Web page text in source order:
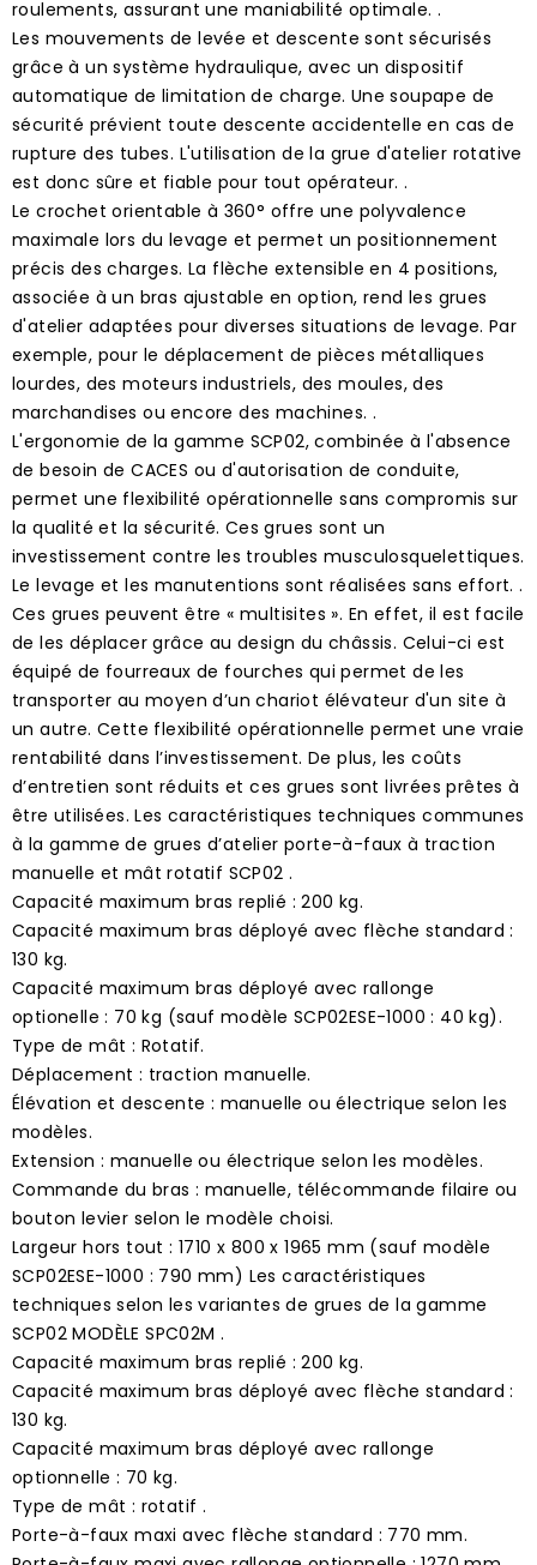
roulements, assurant une maniabilité optimale. .
Les mouvements de levée et descente sont sécurisés
grâce à un système hydraulique, avec un dispositif
automatique de limitation de charge. Une soupape de
sécurité prévient toute descente accidentelle en cas de
rupture des tubes. L'utilisation de la grue d'atelier rotative
est donc sûre et fiable pour tout opérateur. .
Le crochet orientable à 360° offre une polyvalence
maximale lors du levage et permet un positionnement
précis des charges. La flèche extensible en 4 positions,
associée à un bras ajustable en option, rend les grues
d'atelier adaptées pour diverses situations de levage. Par
exemple, pour le déplacement de pièces métalliques
lourdes, des moteurs industriels, des moules, des
marchandises ou encore des machines. .
L'ergonomie de la gamme SCP02, combinée à l'absence
de besoin de CACES ou d'autorisation de conduite,
permet une flexibilité opérationnelle sans compromis sur
la qualité et la sécurité. Ces grues sont un
investissement contre les troubles musculosquelettiques.
Le levage et les manutentions sont réalisées sans effort. .
Ces grues peuvent être « multisites ». En effet, il est facile
de les déplacer grâce au design du châssis. Celui-ci est
équipé de fourreaux de fourches qui permet de les
transporter au moyen d’un chariot élévateur d'un site à
un autre. Cette flexibilité opérationnelle permet une vraie
rentabilité dans l’investissement. De plus, les coûts
d’entretien sont réduits et ces grues sont livrées prêtes à
être utilisées. Les caractéristiques techniques communes
à la gamme de grues d’atelier porte-à-faux à traction
manuelle et mât rotatif SCP02 .
Capacité maximum bras replié : 200 kg.
Capacité maximum bras déployé avec flèche standard :
130 kg.
Capacité maximum bras déployé avec rallonge
optionelle : 70 kg (sauf modèle SCP02ESE-1000 : 40 kg).
Type de mât : Rotatif.
Déplacement : traction manuelle.
Élévation et descente : manuelle ou électrique selon les
modèles.
Extension : manuelle ou électrique selon les modèles.
Commande du bras : manuelle, télécommande filaire ou
bouton levier selon le modèle choisi.
Largeur hors tout : 1710 x 800 x 1965 mm (sauf modèle
SCP02ESE-1000 : 790 mm) Les caractéristiques
techniques selon les variantes de grues de la gamme
SCP02 MODÈLE SPC02M .
Capacité maximum bras replié : 200 kg.
Capacité maximum bras déployé avec flèche standard :
130 kg.
Capacité maximum bras déployé avec rallonge
optionnelle : 70 kg.
Type de mât : rotatif .
Porte-à-faux maxi avec flèche standard : 770 mm.